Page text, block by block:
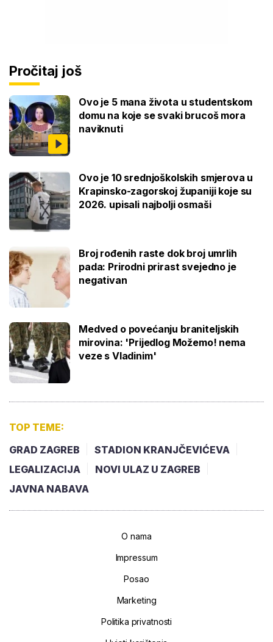
Pročitaj još
Ovo je 5 mana života u studentskom
domu na koje se svaki brucoš mora
naviknuti
Ovo je 10 srednjoškolskih smjerova u
Krapinsko-zagorskoj županiji koje su
2026. upisali najbolji osmaši
Broj rođenih raste dok broj umrlih
pada: Prirodni prirast svejedno je
negativan
Medved o povećanju braniteljskih
mirovina: 'Prijedlog Možemo! nema
veze s Vladinim'
TOP TEME:
GRAD ZAGREB
STADION KRANJČEVIĆEVA
LEGALIZACIJA
NOVI ULAZ U ZAGREB
JAVNA NABAVA
O nama
Impressum
Posao
Marketing
Politika privatnosti